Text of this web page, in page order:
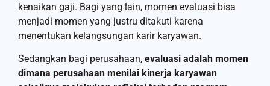
kenaikan gaji. Bagi yang lain, momen evaluasi bisa
menjadi momen yang justru ditakuti karena
menentukan kelangsungan karir karyawan.
Sedangkan bagi perusahaan, evaluasi adalah momen
dimana perusahaan menilai kinerja karyawan